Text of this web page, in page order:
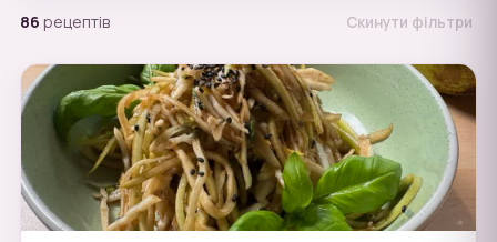
86 рецептів Скинути фільтри